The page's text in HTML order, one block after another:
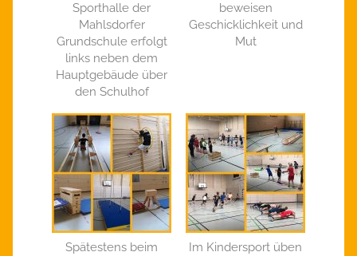
Sporthalle der
Mahlsdorfer
Grundschule erfolgt
links neben dem
Hauptgebäude über
den Schulhof
beweisen
Geschicklichkeit und
Mut
Spätestens beim
Im Kindersport üben